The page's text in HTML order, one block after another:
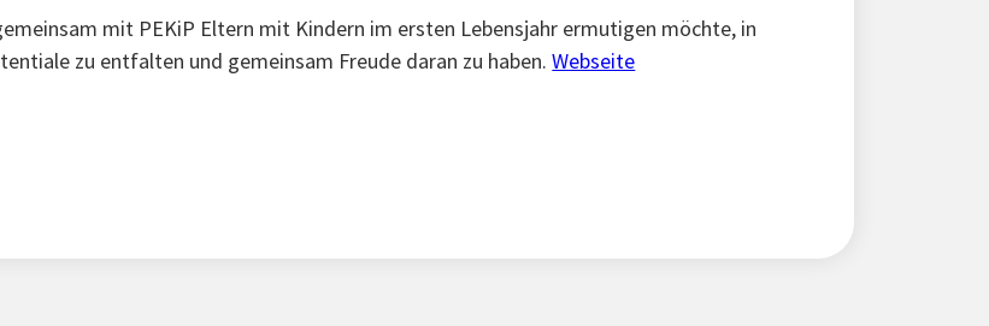
mit PEKiP Eltern mit Kindern im ersten Lebensjahr ermutigen möchte, in
zu entfalten und gemeinsam Freude daran zu haben.Webseite